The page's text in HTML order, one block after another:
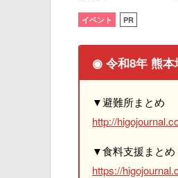
イベント PR
◉ 令和8年 熊本
▼避難所まとめ
http://
▼食料支援まとめ
https://